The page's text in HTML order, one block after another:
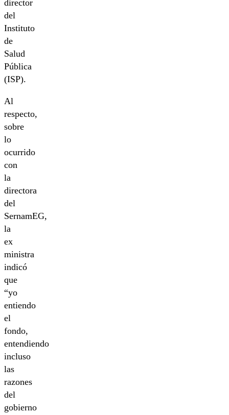
director
del
Instituto
de
Salud
Pública
(ISP).
Al
respecto,
sobre
lo
ocurrido
con
la
directora
del
SernamEG,
la
ex
ministra
indicó
que
“yo
entiendo
el
fondo,
entendiendo
incluso
las
razones
del
gobierno